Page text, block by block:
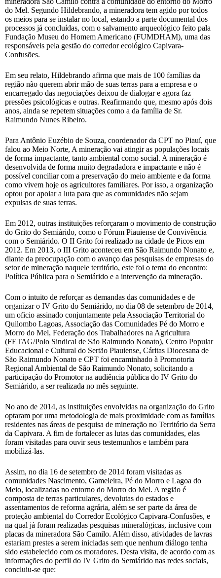
do Mel. Segundo Hildebrando, a mineradora tem agido por todos
os meios para se instalar no local, estando a parte documental dos
processos já concluídas, com o salvamento arqueológico feito pala
Fundação Museu do Homem Americano (FUMDHAM), uma das
responsáveis pela gestão do corredor ecológico Capivara-
Confusões.
Em seu relato, Hildebrando afirma que mais de 100 famílias da
região não querem abrir mão de suas terras para a empresa e o
encarregado das negociações deixou de dialogar e agora faz
pressões psicológicas e outras. Reafirmando que, mesmo após dois
anos, ainda se repetem situações como a da família de Sr.
Raimundo Nunes Ribeiro.
Para Antônio Euzébio de Souza, coordenador da CPT no Piauí, que
falou ao Meio Norte, A mineração vai atingir as populações locais
de forma impactante, tanto ambiental como social. A mineração é
desenvolvida de forma muito degradadora e impactante e não é
possível conciliar com a preservação do meio ambiente e da forma
como vivem hoje os agricultores familiares. Por isso, a organização
optou por apoiar a luta para que as comunidades não sejam
expulsas de suas terras.
Em 2012, outras instituições reforçaram o movimento de construção
do Grito do Semiárido, como o Fórum Piauiense de Convivência
com o Semiárido. O II Grito foi realizado na cidade de Picos em
2012. Em 2013, o III Grito aconteceu em São Raimundo Nonato e,
diante da preocupação com o avanço das pesquisas de empresas do
setor de mineração naquele território, este foi o tema do encontro:
Política Pública para o Semiárido e a intervenção da mineração.
Com o intuito de reforçar as demandas das comunidades e de
organizar o IV Grito do Semiárido, no dia 08 de setembro de 2014,
um oficio assinado conjuntamente pela Associação Territorial do
Quilombo Lagoas, Associação das Comunidades Pé do Morro e
Morro do Mel, Federação dos Trabalhadores na Agricultura
(FETAG/Polo Sindical de São Raimundo Nonato), Centro Popular
Educacional e Cultural do Sertão Piauiense, Cáritas Diocesana de
São Raimundo Nonato e CPT foi encaminhado à Promotoria
Regional Ambiental de São Raimundo Nonato, solicitando a
participação do Promotor na audiência pública do IV Grito do
Semiárido, a ser realizada no mês seguinte.
No ano de 2014, as instituições envolvidas na organização do Grito
optaram por uma metodologia de mais proximidade com as famílias
residentes nas áreas de pesquisa de mineração no Território da Serra
da Capivara. A fim de fortalecer as lutas das comunidades, elas
foram visitadas para ouvir seus testemunhos e também para
mobilizá-las.
Assim, no dia 16 de setembro de 2014 foram visitadas as
comunidades Nascimento, Gameleira, Pé do Morro e Lagoa do
Meio, localizadas no entorno do Morro do Mel. A região é
composta de terras particulares, devolutas do estados e
assentamentos de reforma agrária, além se ser parte da área de
proteção ambiental do Corredor Ecológico Capivara-Confusões, e
na qual já foram realizadas pesquisas mineralógicas, inclusive com
placas da mineradora São Camilo. Além disso, atividades de lavras
estariam prestes a serem iniciadas sem que nenhum diálogo tenha
sido estabelecido com os moradores. Desta visita, de acordo com as
informações do perfil do IV Grito do Semiárido nas redes sociais,
concluiu-se que: